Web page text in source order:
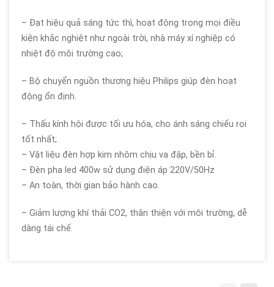
– Đạt hiệu quả sáng tức thì, hoạt động trong mọi điều
kiện khắc nghiệt như ngoài trời, nhà máy xí nghiệp có
nhiệt độ môi trường cao;
– Bộ chuyển nguồn thương hiệu Philips giúp đèn hoạt
động ổn định.
– Thấu kính hội được tối ưu hóa, cho ánh sáng chiếu rọi
tốt nhất;
– Vật liệu đèn hợp kim nhôm chịu va đập, bền bỉ.
– Đèn pha led 400w sử dụng điện áp 220V/50Hz
– An toàn, thời gian bảo hành cao.
– Giảm lượng khí thải CO2, thân thiện với môi trường, dễ
dàng tái chế.